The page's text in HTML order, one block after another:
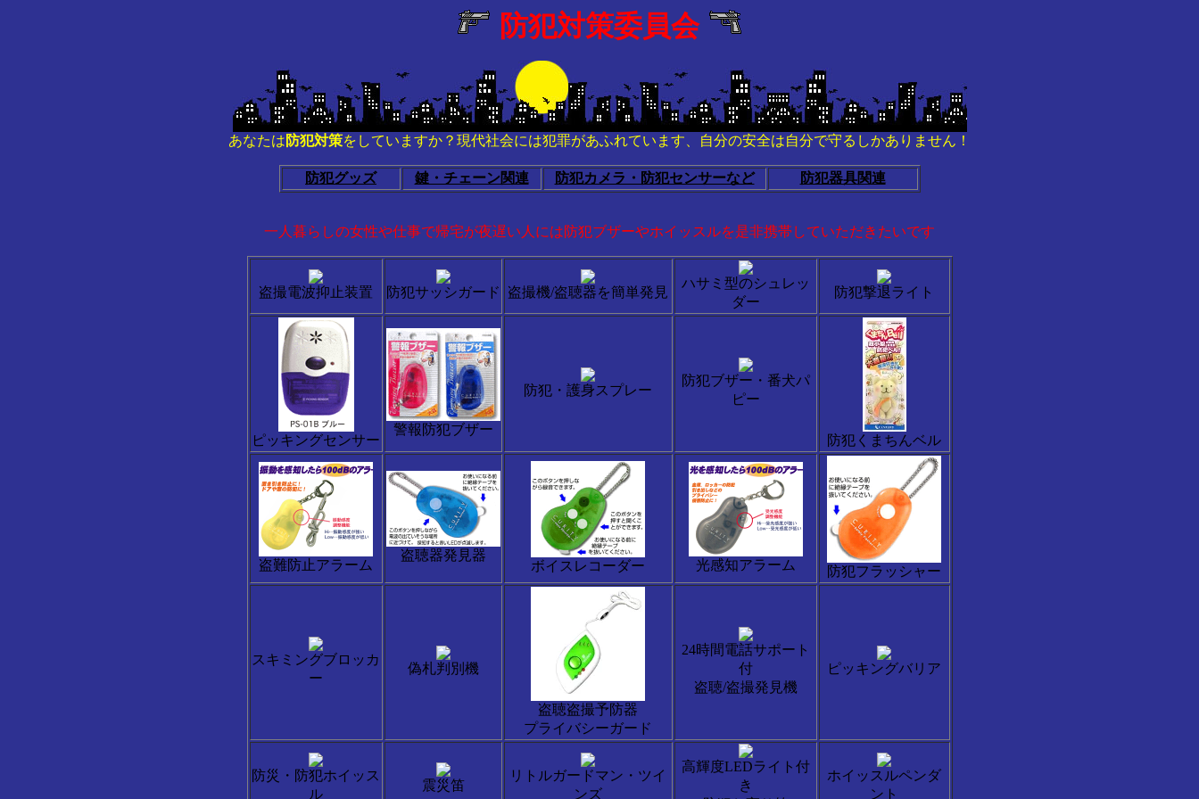
防犯対策委員会
あなたは 防犯対策をしていますか？現代社会には犯罪があふれています、自分の安全は自分で守るしかありません！
防犯グッズ 鍵・チェーン関連 防犯カメラ・防犯センサーなど 防犯器具関連
一人暮らしの女性や仕事で帰宅が夜遅い人には防犯ブザーやホイッスルを是非携帯していただきたいです
盗撮電波抑止装置 防犯サッシガード 盗撮機/盗聴器を簡単発見
ハサミ型のシュレッ
ダー
防犯撃退ライト
ピッキングセンサー
警報防犯ブザー
防犯・護身スプレー
防犯ブザー・番犬パ
ピー
防犯くまちんベル
盗難防止アラーム
盗聴器発見器
ボイスレコーダー 光感知アラーム 防犯フラッシャー
スキミングブロッカ
ー
偽札判別機
盗聴盗撮予防器
プライバシーガード
24時間電話サポート
付
盗聴/盗撮発見機
ピッキングバリア
防災・防犯ホイッス
ル
震災笛
リトルガードマン・ツイ
ンズ
高輝度LEDライト付
き
ホイッスルペンダ
ント